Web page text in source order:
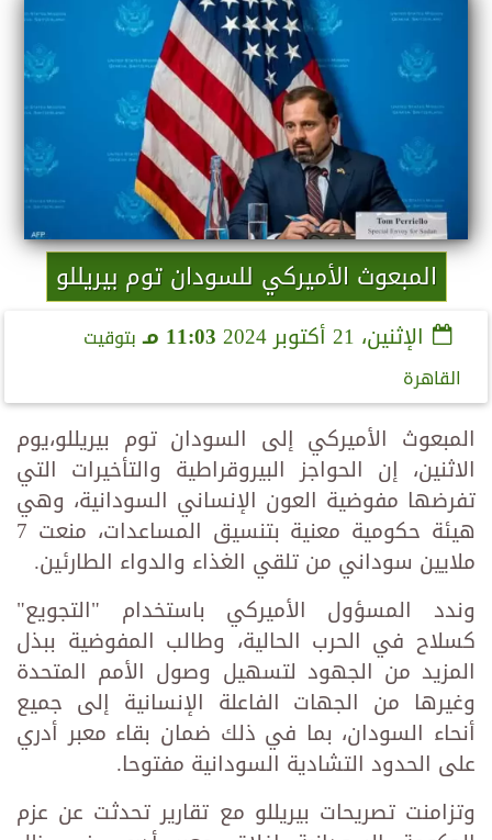
المبعوث الأميركي للسودان توم بيريللو
الإثنين، 21 أكتوبر 2024 11:03 مـ
بتوقيت
القاهرة
المبعوث الأميركي إلى السودان توم بيريللو،يوم
الاثنين، إن الحواجز البيروقراطية والتأخيرات التي
تفرضها مفوضية العون الإنساني السودانية، وهي
هيئة حكومية معنية بتنسيق المساعدات، منعت 7
ملايين سوداني من تلقي الغذاء والدواء الطارئين.
وندد المسؤول الأميركي باستخدام "التجويع"
كسلاح في الحرب الحالية، وطالب المفوضية ببذل
المزيد من الجهود لتسهيل وصول الأمم المتحدة
وغيرها من الجهات الفاعلة الإنسانية إلى جميع
أنحاء السودان، بما في ذلك ضمان بقاء معبر أدري
على الحدود التشادية السودانية مفتوحا.
وتزامنت تصريحات بيريللو مع تقارير تحدثت عن عزم